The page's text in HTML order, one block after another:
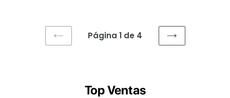
PAGINA
Página 1 de 4
SIGUIENTE
Top Ventas